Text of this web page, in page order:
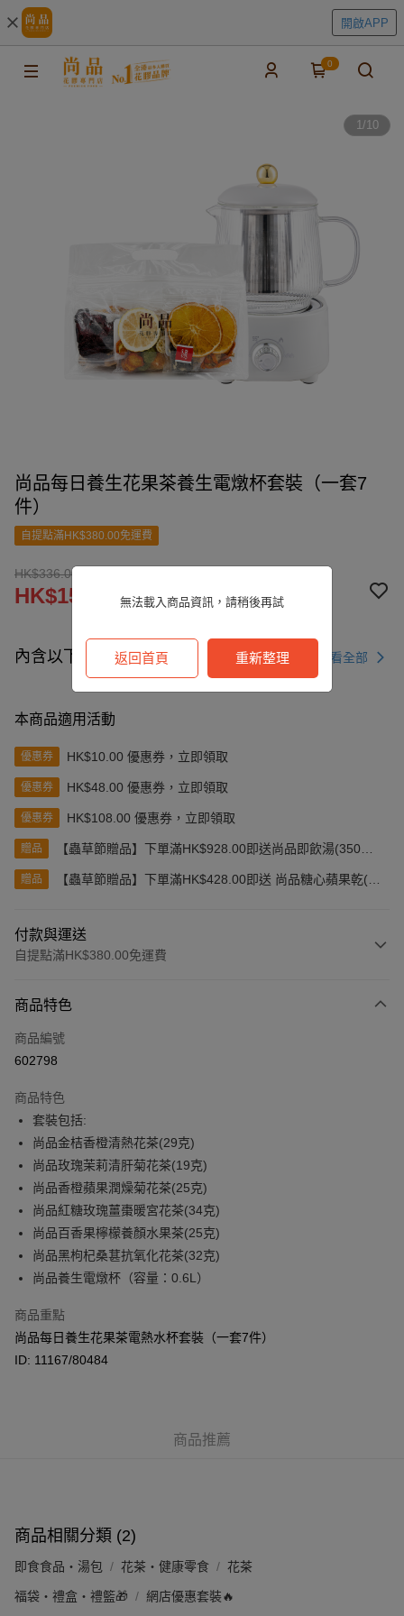
無法載入商品資訊，請稍後再試
返回首頁 重新整理
開啟APP
0
1/10
尚品每日養生花果茶養生電燉杯套裝（一套7
件）
自提點滿HK$380.00免運費
HK$336.00
HK$158.00
內含以下商品 查看全部
本商品適用活動
優惠券 HK$10.00 優惠券，立即領取
優惠券 HK$48.00 優惠券，立即領取
優惠券 HK$108.00 優惠券，立即領取
贈品
【蟲草節贈品】下單滿HK$928.00即送尚品即飲湯(350克)
贈品
【蟲草節贈品】下單滿HK$428.00即送 尚品糖心蘋果乾(80
付款與運送
自提點滿HK$380.00免運費
信用卡
Apple Pay
AlipayHK
PayMe
WeChat Pay
BoC Pay
其他轉帳方式
相關說明
豐銀行戶口：652-589300-838 收款人：PREMIER FOOD LTD 請於24小時
內將付款金額存入以上其中一個戶口，付款後請將收據或成功轉帳畫面截圖
並WhatsApp 90719878 或電郵eshop@premierfood.com.hk，我們在收到
付款訊息後會盡快安排送貨。
送貨方式
順豐智能櫃(智能櫃取件要視乎包裹尺寸限制，如包裹過大，
物流公司會改派其他自取點或其他配送方式。)
每筆HK$80.00，滿HK$380.00或以上免運費
付款後門市自取 (3-6天可到店取) (取貨請自備購物袋)
每筆HK$80.00，滿HK$380.00或以上免運費
商品特色
商品編號
602798
商品特色
套裝包括:
尚品金桔香橙清熱花茶(29克)
尚品玫瑰茉莉清肝菊花茶(19克)
尚品香橙蘋果潤燥菊花茶(25克)
尚品紅糖玫瑰薑棗暖宮花茶(34克)
尚品百香果檸檬養顏水果茶(25克)
尚品黑枸杞桑葚抗氧化花茶(32克)
尚品養生電燉杯（容量：0.6L）
商品重點
尚品每日養生花果茶電熱水杯套裝（一套7件）
ID: 11167/80484
商品推薦
商品相關分類 (2)
即食食品・湯包 花茶・健康零食 花茶
福袋・禮盒・禮籃🎁 網店優惠套裝🔥